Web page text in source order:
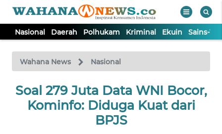
Nasional Daerah Polhukam Kriminal Ekuin Sains-
Wahana News Nasional
Soal 279 Juta Data WNI Bocor,
Kominfo: Diduga Kuat dari
BPJS
TV
Tutup
NASIONAL